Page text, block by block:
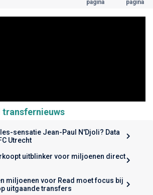
pagina
pagina
sensatie Jean-Paul N'Djoli? Data
Utrecht
uitblinker voor miljoenen direct
miljoenen voor Read moet focus bij
uitgaande transfers